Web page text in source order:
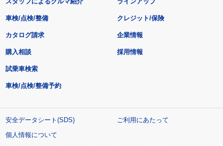
車検/点検/整備 クレジット/保険
カタログ請求
購入相談
試乗車検索
車検/点検/整備予約
企業情報
採用情報
安全データシート(SDS)
ご利用にあたって
個人情報について